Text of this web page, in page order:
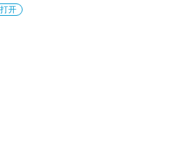
开